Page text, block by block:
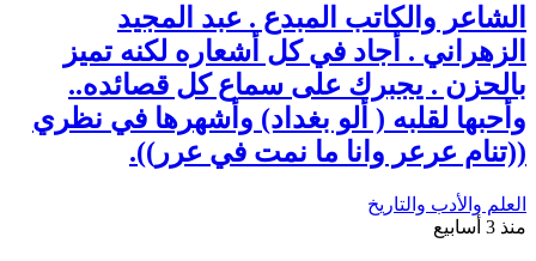
الشاعر والكاتب المبدع . عبد المجيد
الزهراني . أجاد في كل أشعاره لكنه تميز
بالحزن . يجبرك على سماع كل قصائده..
وأحبها لقلبه ( ألو بغداد) وأشهرها في نظري
((تنام عرعر وانا ما نمت في عرر)).
العلم والأدب والتاريخ
منذ 3 أسابيع